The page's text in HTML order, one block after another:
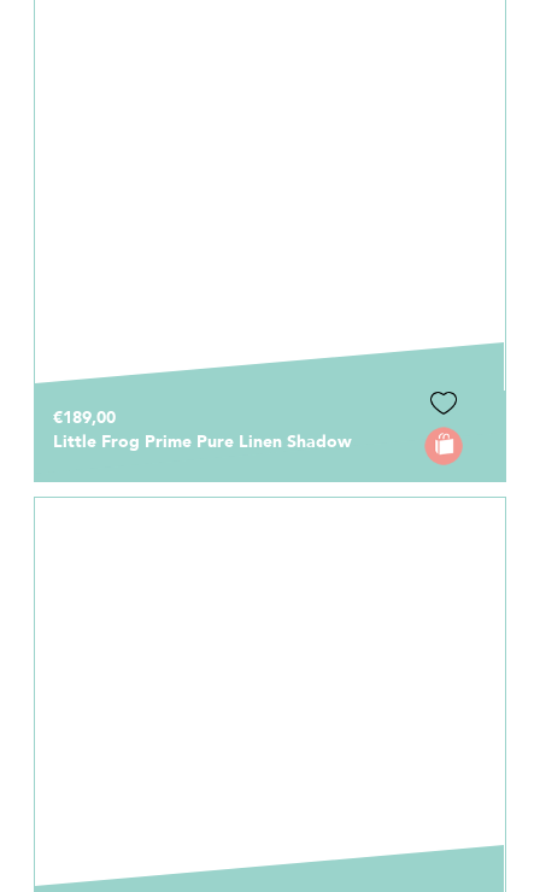
€189,00
Little Frog Prime Pure Linen Shadow